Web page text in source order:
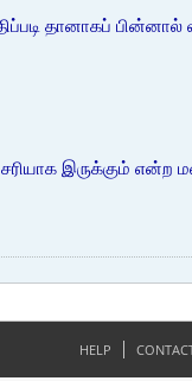
தானாகப் பின்னால்
இருக்கும் என்ற
HELP